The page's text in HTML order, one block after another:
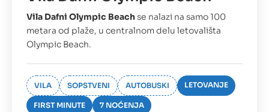
Vila Dafni Olympic Beachse nalazi na samo 100
metara od plaže, u centralnom delu letovališta
Olympic Beach.
VILA SOPSTVENI AUTOBUSKI LETOVANJE
FIRST MINUTE 7 NOĆENJA